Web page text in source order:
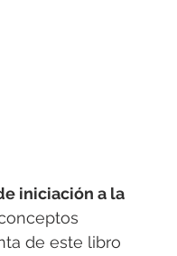
iniciación a la
de este libro